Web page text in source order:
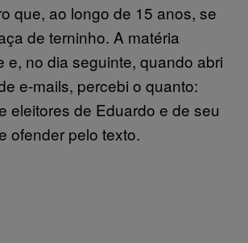
que, ao longo de 15 anos, se
de terninho. A matéria
e, no dia seguinte, quando abri
e-mails, percebi o quanto:
eleitores de Eduardo e de seu
ofender pelo texto.